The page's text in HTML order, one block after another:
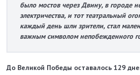
было мостов через Двину, в городе
электричества, и тот театральный
каждый день шли зрители, стал
важным символом непобежденного
До Великой Победы оставалось 129